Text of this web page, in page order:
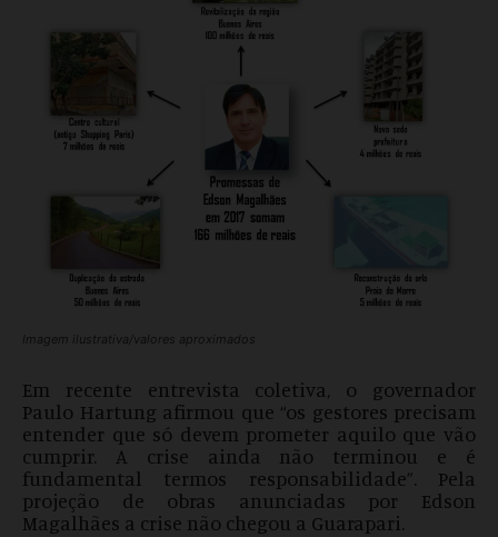
Imagem ilustrativa/valores aproximados
Em recente entrevista coletiva, o governador
Paulo Hartung afirmou que “os gestores precisam
entender que só devem prometer aquilo que vão
cumprir. A crise ainda não terminou e é
fundamental termos responsabilidade”. Pela
projeção de obras anunciadas por Edson
Magalhães a crise não chegou a Guarapari.